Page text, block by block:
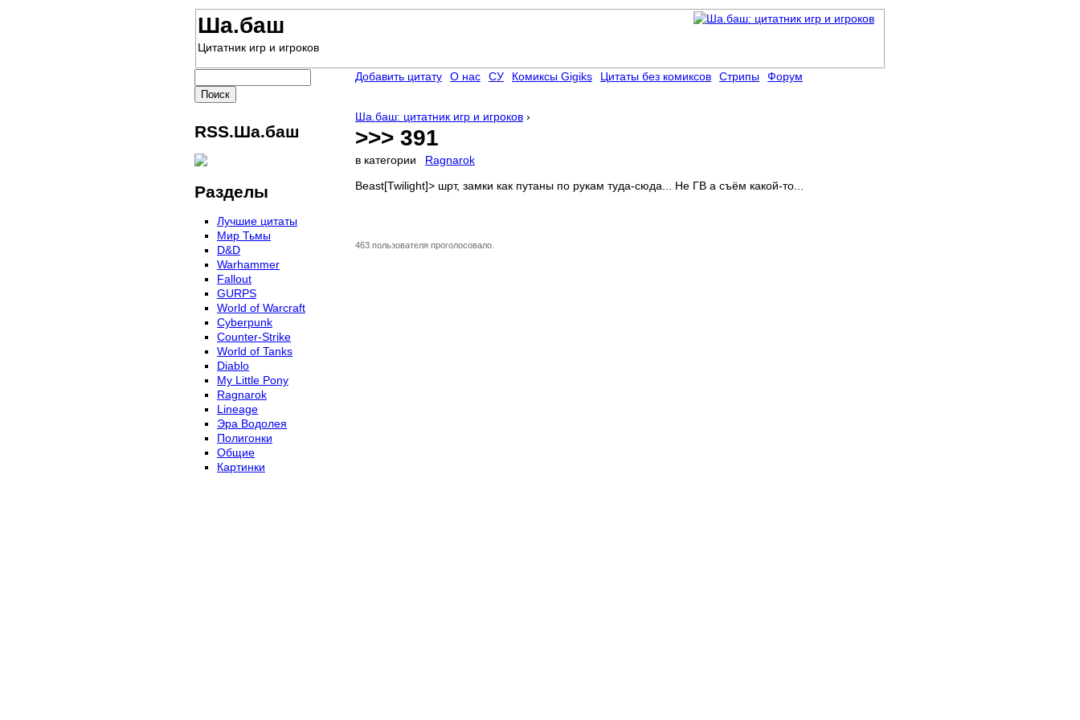
Ша.баш
Цитатник игр и игроков
Ша.баш: цитатник игр и игроков ›
>>> 391
в категории
Ragnarok
Beast[Twilight]> шрт, замки как путаны по рукам туда-сюда... Не ГВ а съём какой-то...
463 пользователя проголосовало.
Добавить цитату О нас СУ Комиксы Gigiks Цитаты без комиксов Стрипы Форум
RSS.Ша.баш
Разделы
Лучшие цитаты
Мир Тьмы
D&D
Warhammer
Fallout
GURPS
World of Warcraft
Сyberpunk
Counter-Strike
World of Tanks
Diablo
My Little Pony
Ragnarok
Lineage
Эра Водолея
Полигонки
Общие
Картинки